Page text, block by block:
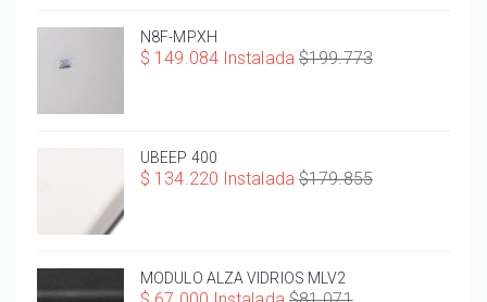
N8F-MPXH
$ 149.084 Instalada $199.773
UBEEP 400
$ 134.220 Instalada $179.855
MODULO ALZA VIDRIOS MLV2